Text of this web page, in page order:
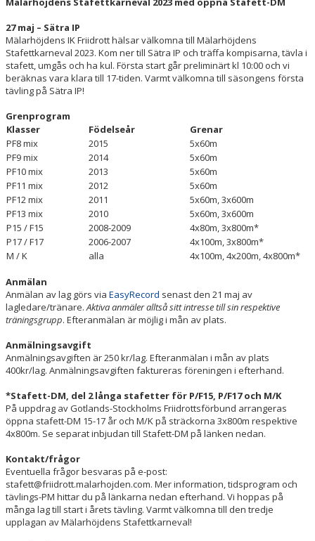
27 maj – Sätra IP
Mälarhöjdens IK Friidrott hälsar välkomna till Mälarhöjdens
Stafettkarneval 2023. Kom ner till Sätra IP och träffa kompisarna, tävla i
stafett, umgås och ha kul. Första start går preliminärt kl 10:00 och vi
beräknas vara klara till 17-tiden. Varmt välkomna till säsongens första
tävling på Sätra IP!
Grenprogram
Klasser
Födelseår
Grenar
PF8 mix
2015
5x60m
PF9 mix
2014
5x60m
PF10 mix
2013
5x60m
PF11 mix
2012
5x60m
PF12 mix
2011
5x60m, 3x600m
PF13 mix
2010
5x60m, 3x600m
P15 / F15
2008-2009
4x80m, 3x800m*
P17 / F17
2006-2007
4x100m, 3x800m*
M / K
alla 4x100m, 4x200m, 4x800m*
Anmälan
Anmälan av lag görs via EasyRecord senast den 21 maj av
lagledare/tränare.Aktiva anmäler alltså sitt intresse till sin respektive
träningsgrupp. Efteranmälan är möjlig i mån av plats.
Anmälningsavgift
Anmälningsavgiften är 250 kr/lag. Efteranmälan i mån av plats
400kr/lag. Anmälningsavgiften faktureras föreningen i efterhand.
*Stafett-DM, del 2 långa stafetter för P/F15, P/F17 och M/K
På uppdrag av Gotlands-Stockholms Friidrottsförbund arrangeras
öppna stafett-DM 15-17 år och M/K på sträckorna 3x800m respektive
4x800m. Se separat inbjudan till Stafett-DM på länken nedan.
Kontakt/frågor
Eventuella frågor besvaras på e-post:
stafett@friidrott.malarhojden.com. Mer information, tidsprogram och
tävlings-PM hittar du på länkarna nedan efterhand. Vi hoppas på
många lag till start i årets tävling. Varmt välkomna till den tredje
upplagan av Mälarhöjdens Stafettkarneval!